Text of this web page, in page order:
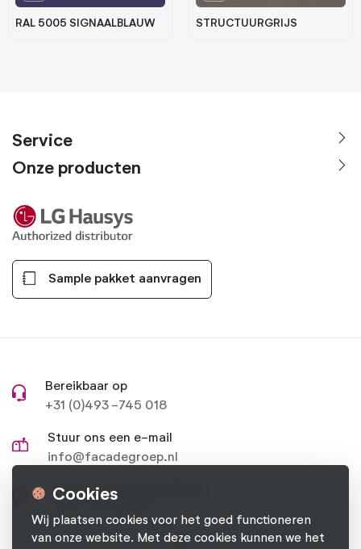
RAL 5005 SIGNAALBLAUW STRUCTUURGRIJS
Service
Onze producten
Sample pakket aanvragen
Bereikbaar op
+31 (0)493 -745 018
Stuur ons een e-mail
info@facadegroep.nl
Stel je vraag op Facebook
Cookies
Wij plaatsen cookies voor het goed functioneren
van onze website. Met deze cookies kunnen we het